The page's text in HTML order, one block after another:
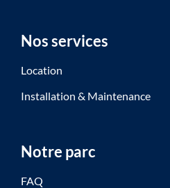
Nos services
Location
Installation & Maintenance
Notre parc
FAQ